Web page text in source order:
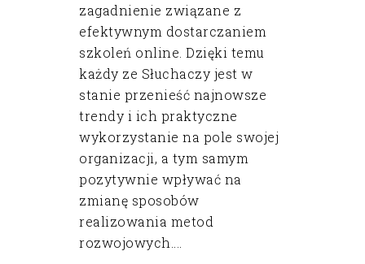
zagadnienie związane z
efektywnym dostarczaniem
szkoleń online. Dzięki temu
każdy ze Słuchaczy jest w
stanie przenieść najnowsze
trendy i ich praktyczne
wykorzystanie na pole swojej
organizacji, a tym samym
pozytywnie wpływać na
zmianę sposobów
realizowania metod
rozwojowych....